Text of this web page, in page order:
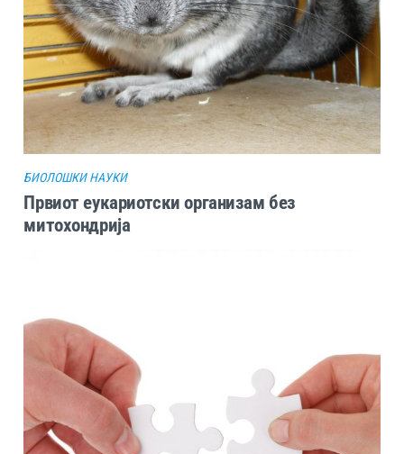
БИОЛОШКИ НАУКИ
Првиот еукариотски организам без
митохондрија